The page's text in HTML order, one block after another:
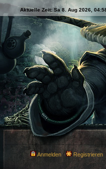
Aktuelle Zeit: Sa 8. Aug 2026,
Anmelden Registrieren